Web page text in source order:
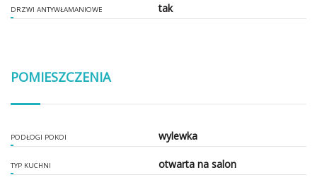
DRZWI ANTYWŁAMANIOWE tak
POMIESZCZENIA
PODŁOGI POKOI wylewka
TYP KUCHNI otwarta na salon